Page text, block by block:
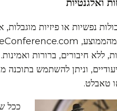
ואלגנטיות
נפשיות או פיזיות
ללא חיבורים, ברורות
וניתן להשתמש בתוכנה
טאבלט.
ככל